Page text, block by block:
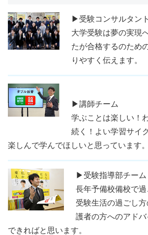
▶受験コンサルタン
大学受験は夢の実現
たが合格するのため
りやすく伝えます。
▶講師チーム
学ぶことは楽しい！
続く！よい学習サイ
楽しんで学んでほしいと思っています。
▶受験指導部チーム
長年予備校備校で過
受験生活の過ごし
護者の方へのアドバ
できればと思います。